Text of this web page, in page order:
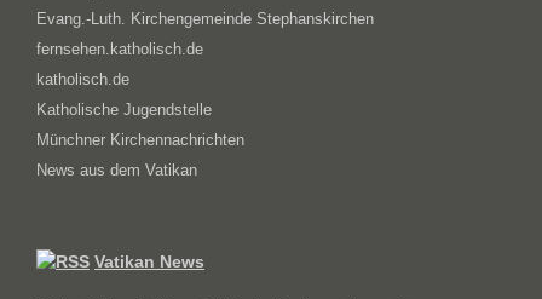
Evang.-Luth. Kirchengemeinde Stephanskirchen
fernsehen.katholisch.de
katholisch.de
Katholische Jugendstelle
Münchner Kirchennachrichten
News aus dem Vatikan
Vatikan News